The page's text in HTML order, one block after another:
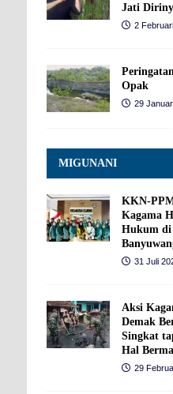
Jati
2
Opak
29
MIGUNANI
KKN-
Kagama
Hukum di
31 Juli
Aksi
Demak
Singkat
Hal
29